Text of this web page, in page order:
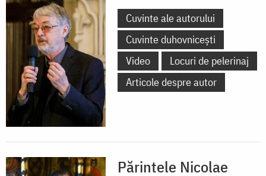
Cuvinte ale autorului
Cuvinte duhovnicești
Video
Locuri de pelerinaj
Articole despre autor
Părintele Nicolae